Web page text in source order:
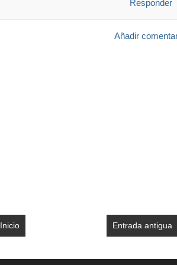
Responder
Añadir
Entrada antigua
Inicio